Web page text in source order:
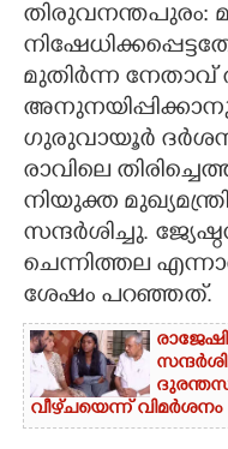
CARTOONS
LITERATURE
ZOOM
CONTACT US
തിരുവനന്തപുരം:
മുതിർന്ന നേതാവ്
ഗുരുവായൂർ
രാവിലെ
നിയുക്ത
സന്ദർശിച്ചു.
ചെന്നിത്തല
ശേഷം പറഞ്ഞത്.
വീഴ്‌ചയെന്ന് വിമർശനം